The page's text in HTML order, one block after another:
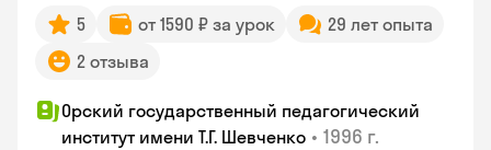
5 от 1590 ₽ за урок
29 лет опыта
2 отзыва
Орский государственный педагогический
институт имени Т.Г. Шевченко • 1996 г.